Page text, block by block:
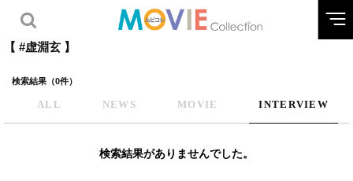
【 #虚淵玄 】
検索結果（0件）
ALL NEWS MOVIE INTERVIEW
検索結果がありませんでした。